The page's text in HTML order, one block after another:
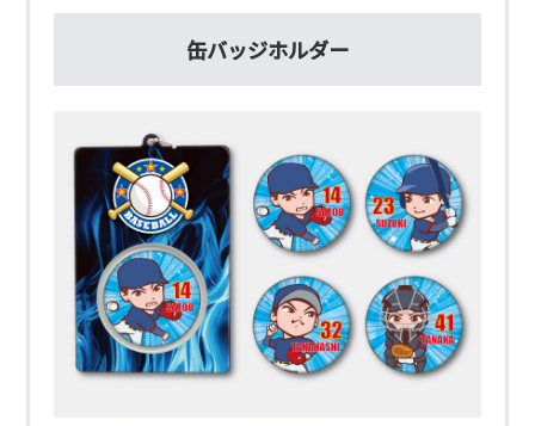
缶バッジホルダー